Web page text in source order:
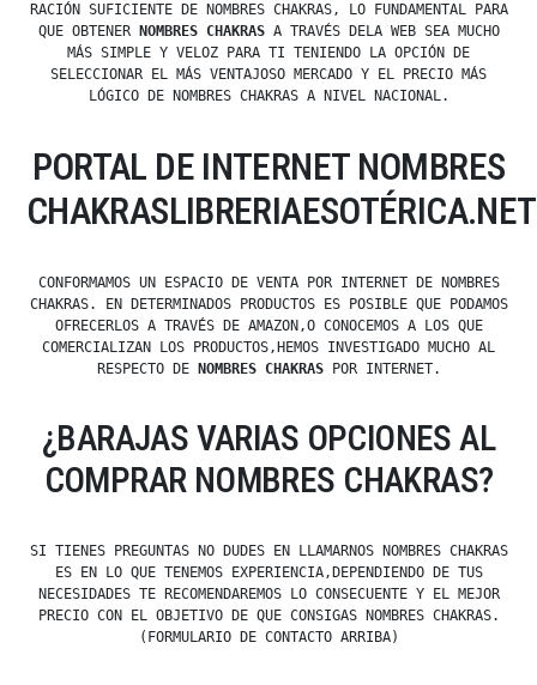
RACIÓN SUFICIENTE DE NOMBRES CHAKRAS, LO FUNDAMENTAL PARA
QUE OBTENER
NOMBRES CHAKRASA TRAVÉS DELA WEB SEA MUCHO
MÁS SIMPLE Y VELOZ PARA TI TENIENDO LA OPCIÓN DE
SELECCIONAR EL MÁS VENTAJOSO MERCADO Y EL PRECIO MÁS
LÓGICO DE NOMBRES CHAKRAS A NIVEL NACIONAL.
PORTAL DE INTERNET NOMBRES
CHAKRASLIBRERIAESOTÉRICA.NET
CONFORMAMOS UN ESPACIO DE VENTA POR INTERNET DE NOMBRES
CHAKRAS. EN DETERMINADOS PRODUCTOS ES POSIBLE QUE PODAMOS
OFRECERLOS A TRAVÉS DE AMAZON,O CONOCEMOS A LOS QUE
COMERCIALIZAN LOS PRODUCTOS,HEMOS INVESTIGADO MUCHO AL
RESPECTO DE
NOMBRES CHAKRASPOR INTERNET.
¿BARAJAS VARIAS OPCIONES AL
COMPRAR NOMBRES CHAKRAS?
SI TIENES PREGUNTAS NO DUDES EN LLAMARNOS NOMBRES CHAKRAS
ES EN LO QUE TENEMOS EXPERIENCIA,DEPENDIENDO DE TUS
NECESIDADES TE RECOMENDAREMOS LO CONSECUENTE Y EL MEJOR
PRECIO CON EL OBJETIVO DE QUE CONSIGAS NOMBRES CHAKRAS.
(FORMULARIO DE CONTACTO ARRIBA)